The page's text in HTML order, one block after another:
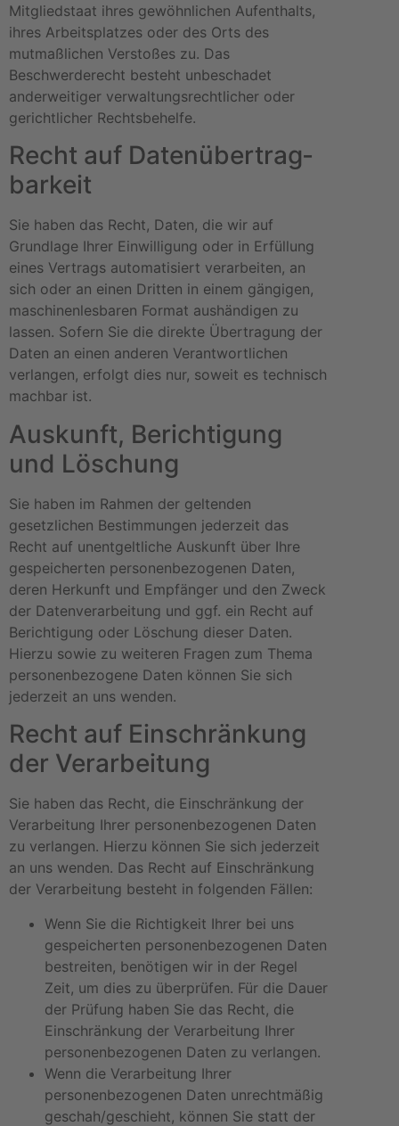
Mitgliedstaat ihres gewöhnlichen Aufenthalts,
ihres Arbeitsplatzes oder des Orts des
mutmaßlichen Verstoßes zu. Das
Beschwerderecht besteht unbeschadet
anderweitiger verwaltungsrechtlicher oder
gerichtlicher Rechtsbehelfe.
Recht auf Daten­übertrag­
barkeit
Sie haben das Recht, Daten, die wir auf
Grundlage Ihrer Einwilligung oder in Erfüllung
eines Vertrags automatisiert verarbeiten, an
sich oder an einen Dritten in einem gängigen,
maschinenlesbaren Format aushändigen zu
lassen. Sofern Sie die direkte Übertragung der
Daten an einen anderen Verantwortlichen
verlangen, erfolgt dies nur, soweit es technisch
machbar ist.
Auskunft, Berichtigung
und Löschung
Sie haben im Rahmen der geltenden
gesetzlichen Bestimmungen jederzeit das
Recht auf unentgeltliche Auskunft über Ihre
gespeicherten personenbezogenen Daten,
deren Herkunft und Empfänger und den Zweck
der Datenverarbeitung und ggf. ein Recht auf
Berichtigung oder Löschung dieser Daten.
Hierzu sowie zu weiteren Fragen zum Thema
personenbezogene Daten können Sie sich
jederzeit an uns wenden.
Recht auf Einschränkung
der Verarbeitung
Sie haben das Recht, die Einschränkung der
Verarbeitung Ihrer personenbezogenen Daten
zu verlangen. Hierzu können Sie sich jederzeit
an uns wenden. Das Recht auf Einschränkung
der Verarbeitung besteht in folgenden Fällen:
Wenn Sie die Richtigkeit Ihrer bei uns
gespeicherten personenbezogenen Daten
bestreiten, benötigen wir in der Regel
Zeit, um dies zu überprüfen. Für die Dauer
der Prüfung haben Sie das Recht, die
Einschränkung der Verarbeitung Ihrer
personenbezogenen Daten zu verlangen.
Wenn die Verarbeitung Ihrer
personenbezogenen Daten unrechtmäßig
geschah/geschieht, können Sie statt der